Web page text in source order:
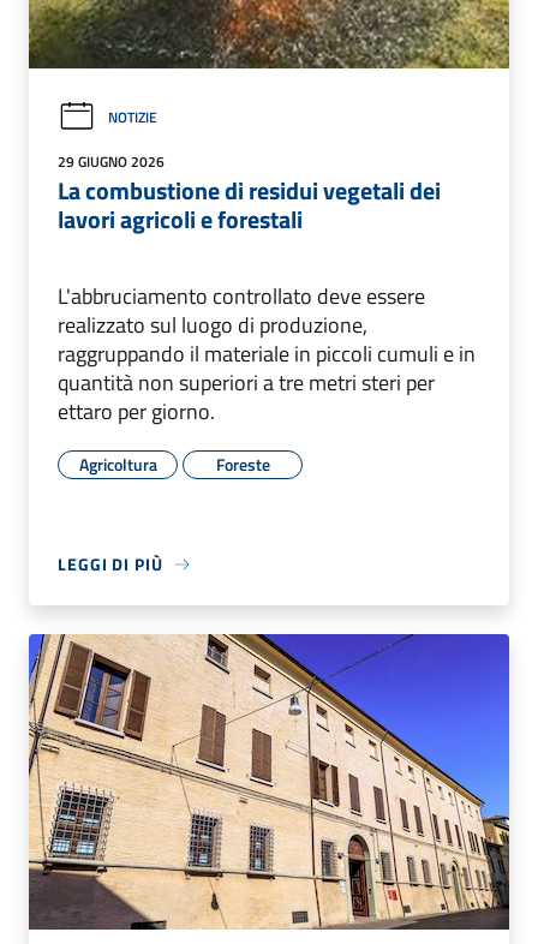
NOTIZIE
29 GIUGNO 2026
La combustione di residui vegetali dei
lavori agricoli e forestali
L'abbruciamento controllato deve essere
realizzato sul luogo di produzione,
raggruppando il materiale in piccoli cumuli e in
quantità non superiori a tre metri steri per
ettaro per giorno.
Agricoltura Foreste
LEGGI DI PIÙ